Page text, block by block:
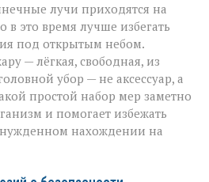
лучи приходятся на
это время лучше избегать
под открытым небом.
— лёгкая, свободная, из
убор — не аксессуар, а
простой набор мер заметно
и помогает избежать
нахождении на